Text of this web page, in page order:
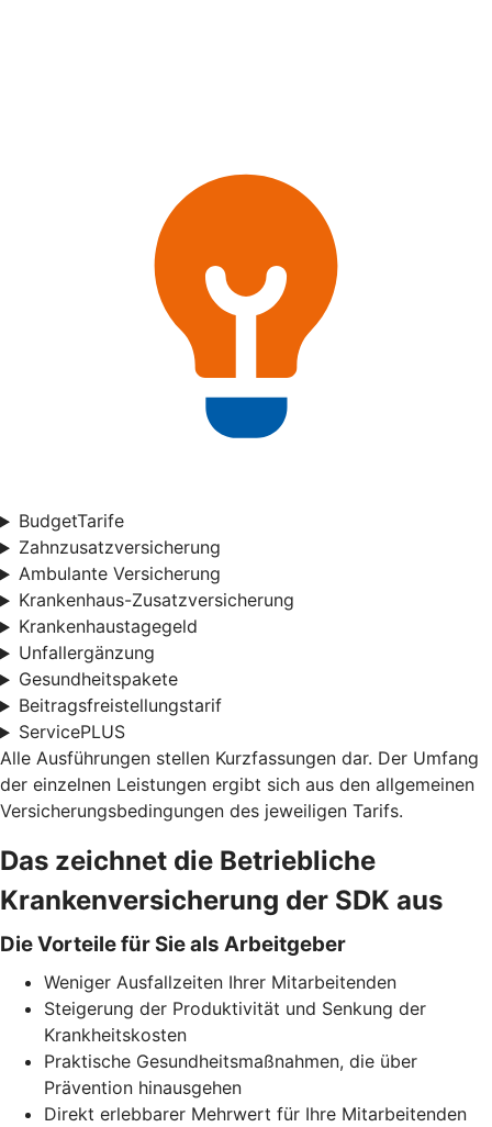
BudgetTarife
Zahnzusatzversicherung
Ambulante Versicherung
Krankenhaus-Zusatzversicherung
Krankenhaustagegeld
Unfallergänzung
Gesundheitspakete
Beitragsfreistellungstarif
ServicePLUS
Alle Ausführungen stellen Kurzfassungen dar. Der Umfang
der einzelnen Leistungen ergibt sich aus den allgemeinen
Versicherungsbedingungen des jeweiligen Tarifs.
Das zeichnet die Betriebliche
Krankenversicherung der SDK aus
Die Vorteile für Sie als Arbeitgeber
Weniger Ausfallzeiten Ihrer Mitarbeitenden
Steigerung der Produktivität und Senkung der
Krankheitskosten
Praktische Gesundheitsmaßnahmen, die über
Prävention hinausgehen
Direkt erlebbarer Mehrwert für Ihre Mitarbeitenden